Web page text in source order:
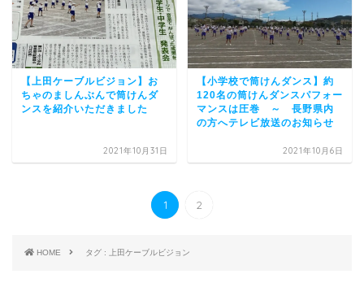
【上田ケーブルビジョン】お
ちゃのましんぶんで筒けんダ
ンスを紹介いただきました
2021年10月31日
【小学校で筒けんダンス】約
120名の筒けんダンスパフォー
マンスは圧巻 ～ 長野県内
の方へテレビ放送のお知らせ
2021年10月6日
1 2
HOME タグ : 上田ケーブルビジョン